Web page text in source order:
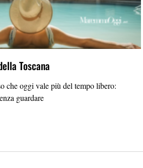
Toscana
che oggi vale più del tempo libero:
guardare